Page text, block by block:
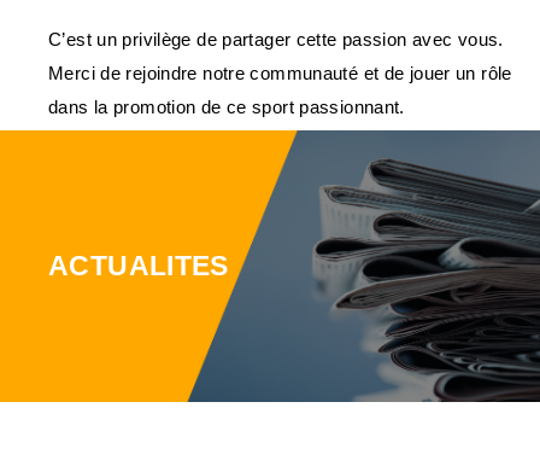
C’est un privilège de partager cette passion avec vous.
Merci de rejoindre notre communauté et de jouer un rôle
dans la promotion de ce sport passionnant.
ACTUALITES